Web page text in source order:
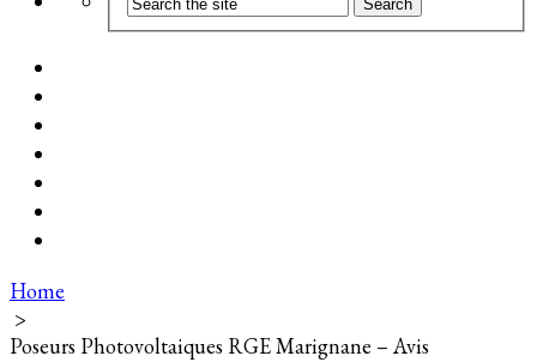
Home
>
Poseurs Photovoltaiques RGE Marignane – Avis